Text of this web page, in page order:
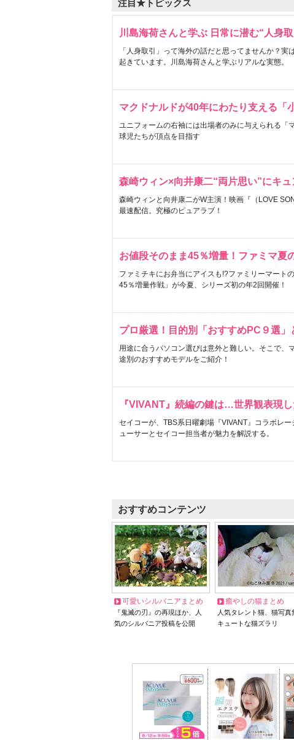
注目★トピックス
川島海荷さんと学ぶ 日常に潜む“人身
「人身取引」って海外の話だと思ってませんか？
起きています。川島海荷さんと学ぶリアルな実態。
マクドナルドが40年にわたり支える「
ユニフォームの右袖には出場者のみに与えられる「
球児たちが頂点を目指す
森崎ウィン×向井康二“両片思い”にキュ
森崎ウィンと向井康二がW主演！映画『（LOVE
最速配信。究極のピュアラブ！
お値段そのまま45％増量！ファミマ夏
ファミチキにお弁当にアイスも!?ファミリーマート
45％増量作戦」が今夏、シリーズ初の年2回開催！
プロ厳選！目的別「おすすめPC９選」
用途に合うパソコン選びは意外と難しい。そこで、
途別のおすすめモデルをご紹介！
『VIVANT』続編の鍵は…世界観表現
セイコーが、TBS系日曜劇場『VIVANT』コラボレ
ューサーとセイコー担当者が魅力を解説する。
おすすめコンテンツ
可愛いシルバニアまとめ
『鬼滅の刃』の再現ほか、人
気のシルバニア投稿を公開
癒やしの猫まとめ
人気タレント猫、猫写真
キュートな猫ズラリ